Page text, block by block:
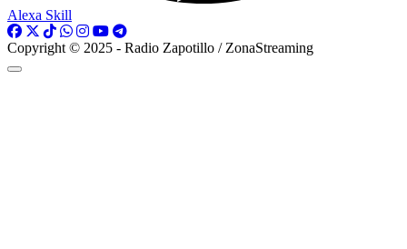
Alexa Skill
Copyright © 2025 - Radio Zapotillo / ZonaStreaming